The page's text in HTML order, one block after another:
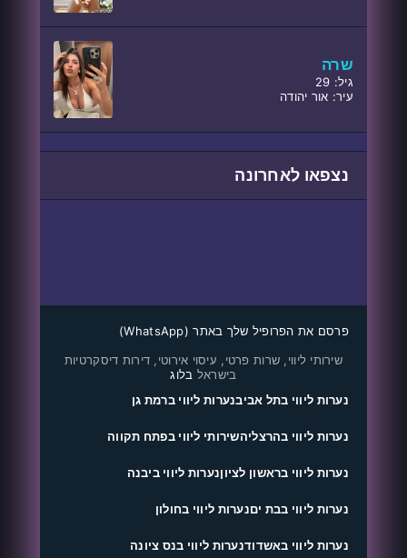
שרה
גיל: 29
עיר: אור יהודה
נצפאו לאחרונה
פרסם את הפרופיל שלך באתר (WhatsApp)
שירותי ליווי, שרות פרטי, עיסוי אירוטי, דירות דיסקרטיות
בישראל בלוג
נערות ליווי בתל אביבנערות ליווי ברמת גן
נערות ליווי בהרצליהשירותי ליווי בפתח תקווה
נערות ליווי בראשון לציוןנערות ליווי ביבנה
נערות ליווי בבת יםנערות ליווי בחולון
נערות ליווי באשדודנערות ליווי בנס ציונה